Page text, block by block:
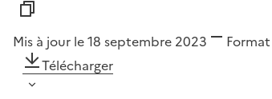
Mis à jour le 18 septembre 2023 Format
Télécharger